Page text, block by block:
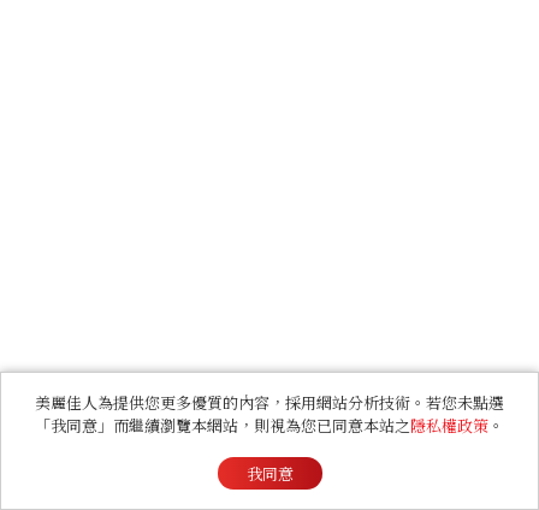
美麗佳人為提供您更多優質的內容，採用網站分析技術。若您未點選
「我同意」而繼續瀏覽本網站，則視為您已同意本站之隱私權政策 。
我同意